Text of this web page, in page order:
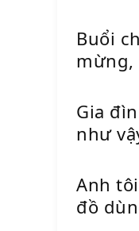
Buổi
mừng,
Gia
như
Anh
đồ